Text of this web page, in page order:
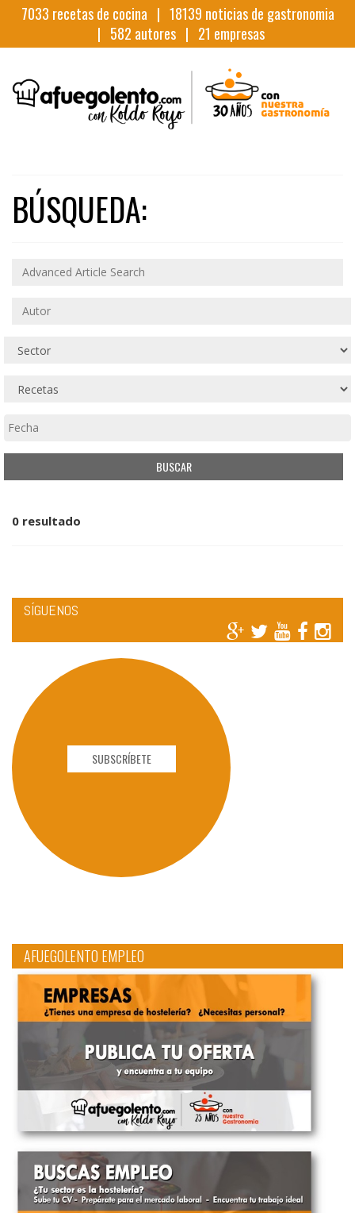
7033 recetas de cocina | 18139 noticias de gastronomia
| 582 autores | 21 empresas
BÚSQUEDA:
0 resultado
SÍGUENOS
SUBSCRÍBETE
AFUEGOLENTO EMPLEO